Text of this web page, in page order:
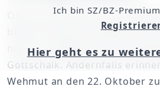
Ohne viel massivere
bisher wird der Anstieg an
nicht zu stoppen sein,
Gottschalk. Andernfalls
Wehmut an den 22. Oktober
Ich bin SZ/BZ-
Hier geht es zu